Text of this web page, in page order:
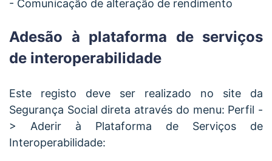
- Comunicação de alteração de rendimento
Adesão à plataforma de serviços
de interoperabilidade
Este registo deve ser realizado no site da
Segurança Social direta através do menu: Perfil -
> Aderir à Plataforma de Serviços de
Interoperabilidade: